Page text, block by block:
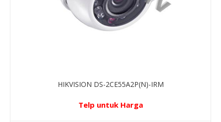
HIKVISION DS-2CE55A2P(N)-IRM
Telp untuk Harga